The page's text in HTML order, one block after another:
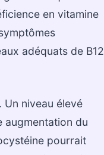
en vitamine
adéquats de B12
niveau élevé
augmentation du
pourrait